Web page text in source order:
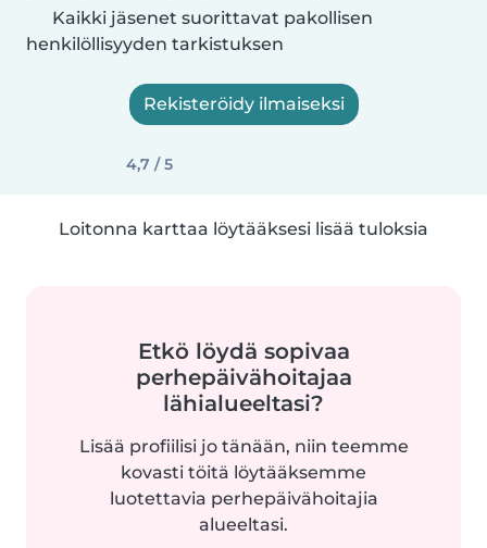
Kaikki jäsenet suorittavat pakollisen
henkilöllisyyden tarkistuksen
Rekisteröidy ilmaiseksi
4,7 / 5
Loitonna karttaa löytääksesi lisää tuloksia
Etkö löydä sopivaa
perhepäivähoitajaa
lähialueeltasi?
Lisää profiilisi jo tänään, niin teemme
kovasti töitä löytääksemme
luotettavia perhepäivähoitajia
alueeltasi.